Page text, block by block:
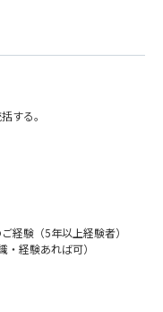
する。
経験（5年以上経験者）
経験あれば可）